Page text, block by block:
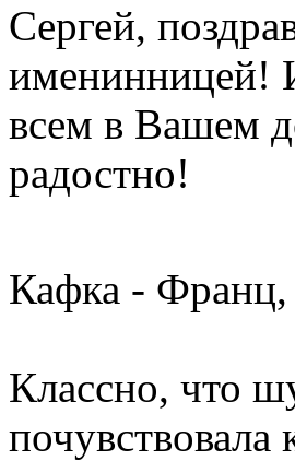
Сергей,
именинницей!
всем в Вашем
радостно!
Кафка - Франц,
Классно, что